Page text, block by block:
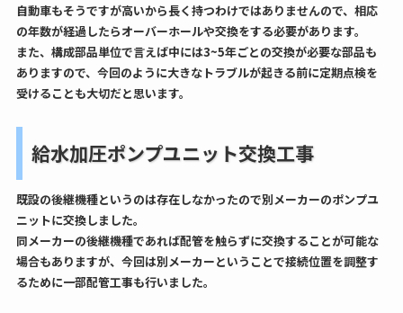
自動車もそうですが高いから長く持つわけではありませんので、相応
の年数が経過したらオーバーホールや交換をする必要があります。
また、構成部品単位で言えば中には3~5年ごとの交換が必要な部品も
ありますので、今回のように大きなトラブルが起きる前に定期点検を
受けることも大切だと思います。
給水加圧ポンプユニット交換工事
既設の後継機種というのは存在しなかったので別メーカーのポンプユ
ニットに交換しました。
同メーカーの後継機種であれば配管を触らずに交換することが可能な
場合もありますが、今回は別メーカーということで接続位置を調整す
るために一部配管工事も行いました。